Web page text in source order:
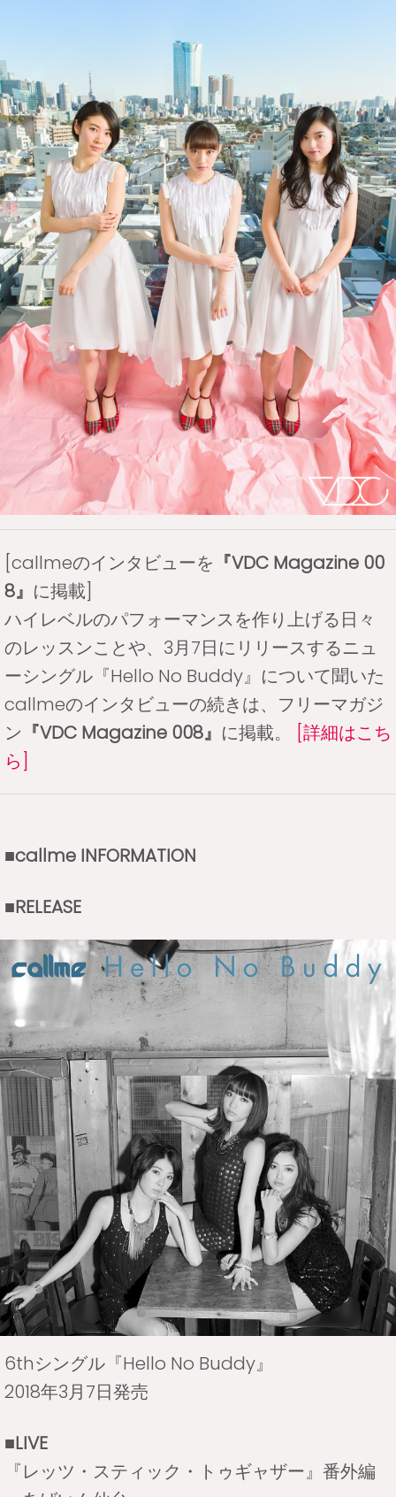
[callmeのインタビューを 『VDC Magazine 00
8』 に掲載]
ハイレベルのパフォーマンスを作り上げる日々
のレッスンことや、3月7日にリリースするニュ
ーシングル『Hello No Buddy』について聞いた
callmeのインタビューの続きは、フリーマガジ
ン 『VDC Magazine 008』 に掲載。
[詳細はこち
ら]
■callme INFORMATION
■RELEASE
6thシングル『Hello No Buddy』
2018年3月7日発売
■LIVE
『レッツ・スティック・トゥギャザー』番外編